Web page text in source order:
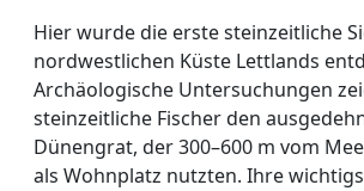
Hier wurde die erste steinzeitliche
nordwestlichen Küste Lettlands
Archäologische Untersuchungen
steinzeitliche Fischer den
Dünengrat, der 300–600 m vom
als Wohnplatz nutzten. Ihre